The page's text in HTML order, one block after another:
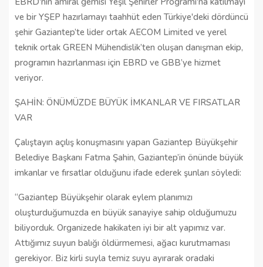
ve bir YŞEP hazırlamayı taahhüt eden Türkiye'deki dördüncü
şehir Gaziantep’te lider ortak AECOM Limited ve yerel
teknik ortak GREEN Mühendislik’ten oluşan danışman ekip,
programın hazırlanması için EBRD ve GBB’ye hizmet
veriyor.
ŞAHİN: ÖNÜMÜZDE BÜYÜK İMKANLAR VE FIRSATLAR
VAR
Çalıştayın açılış konuşmasını yapan Gaziantep Büyükşehir
Belediye Başkanı Fatma Şahin, Gaziantep’in önünde büyük
imkanlar ve fırsatlar olduğunu ifade ederek şunları söyledi:
“Gaziantep Büyükşehir olarak eylem planımızı
oluşturduğumuzda en büyük sanayiye sahip olduğumuzu
biliyorduk. Organizede hakikaten iyi bir alt yapımız var.
Attığımız suyun balığı öldürmemesi, ağacı kurutmaması
gerekiyor. Biz kirli suyla temiz suyu ayırarak oradaki